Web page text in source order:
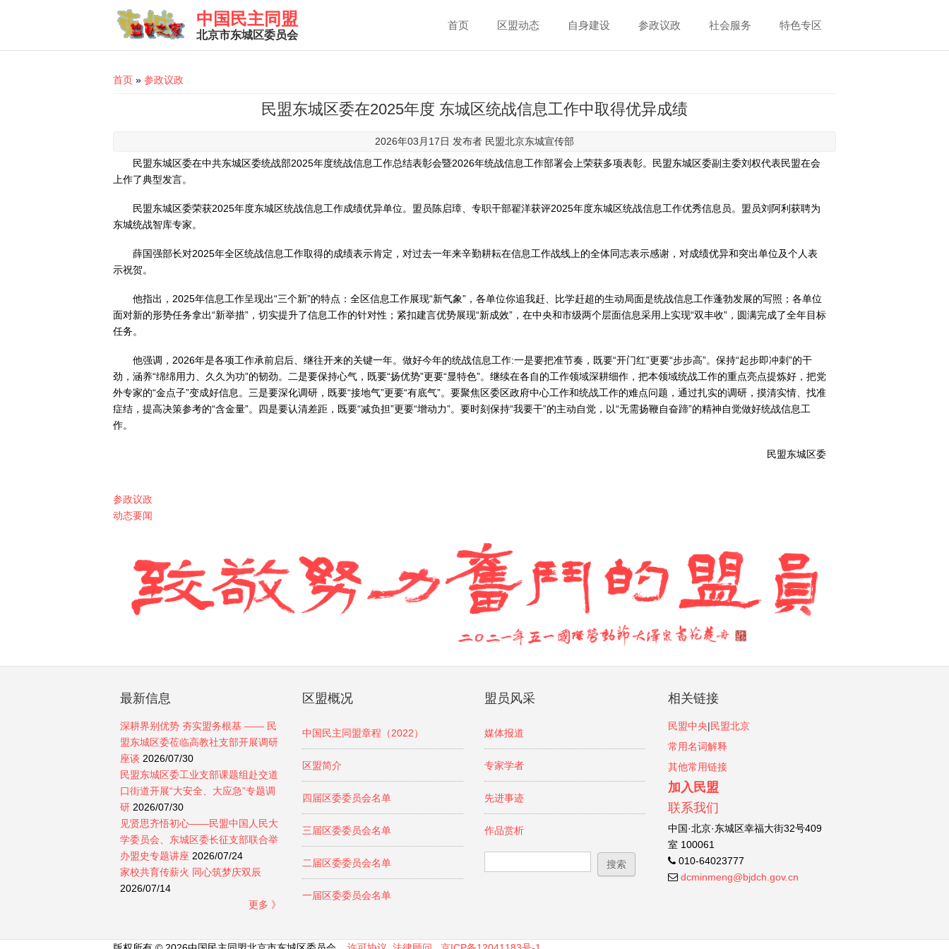
中国民主同盟
北京市东城区委员会
首页 区盟动态 自身建设 参政议政 社会服务 特色专区
You are here
首页 » 参政议政
民盟东城区委在2025年度 东城区统战信息工作中取得优异成绩
2026年03月17日 发布者 民盟北京东城宣传部
民盟东城区委在中共东城区委统战部2025年度统战信息工作总结表彰会暨2026年统战信息工作部署会上荣获多项表彰。民盟东城区委副主委刘权代表民盟在会
上作了典型发言。
民盟东城区委荣获2025年度东城区统战信息工作成绩优异单位。盟员陈启璋、专职干部翟洋获评2025年度东城区统战信息工作优秀信息员。盟员刘阿利获聘为
东城统战智库专家。
薛国强部长对2025年全区统战信息工作取得的成绩表示肯定，对过去一年来辛勤耕耘在信息工作战线上的全体同志表示感谢，对成绩优异和突出单位及个人表
示祝贺。
他指出，2025年信息工作呈现出“三个新”的特点：全区信息工作展现“新气象”，各单位你追我赶、比学赶超的生动局面是统战信息工作蓬勃发展的写照；各单位
面对新的形势任务拿出“新举措”，切实提升了信息工作的针对性；紧扣建言优势展现“新成效”，在中央和市级两个层面信息采用上实现“双丰收”，圆满完成了全年目标
任务。
他强调，2026年是各项工作承前启后、继往开来的关键一年。做好今年的统战信息工作:一是要把准节奏，既要“开门红”更要“步步高”。保持“起步即冲刺”的干
劲，涵养“绵绵用力、久久为功”的韧劲。二是要保持心气，既要“扬优势”更要“显特色”。继续在各自的工作领域深耕细作，把本领域统战工作的重点亮点提炼好，把党
外专家的“金点子”变成好信息。三是要深化调研，既要“接地气”更要“有底气”。要聚焦区委区政府中心工作和统战工作的难点问题，通过扎实的调研，摸清实情、找准
症结，提高决策参考的“含金量”。四是要认清差距，既要“减负担”更要“增动力”。要时刻保持“我要干”的主动自觉，以“无需扬鞭自奋蹄”的精神自觉做好统战信息工
作。
民盟东城区委
参政议政
动态要闻
最新信息
深耕界别优势 夯实盟务根基 —— 民
盟东城区委莅临高教社支部开展调研
座谈 2026/07/30
民盟东城区委工业支部课题组赴交道
口街道开展“大安全、大应急”专题调
研 2026/07/30
见贤思齐悟初心——民盟中国人民大
学委员会、东城区委长征支部联合举
办盟史专题讲座 2026/07/24
家校共育传薪火 同心筑梦庆双辰
2026/07/14
更多 》
区盟概况
中国民主同盟章程（2022）
区盟简介
四届区委委员会名单
三届区委委员会名单
二届区委委员会名单
一届区委委员会名单
盟员风采
媒体报道
专家学者
先进事迹
作品赏析
搜索表单
相关链接
民盟中央|民盟北京
常用名词解释
其他常用链接
加入民盟
联系我们
中国·北京·东城区幸福大街32号409
室 100061
010-64023777
dcminmeng@bjdch.gov.cn